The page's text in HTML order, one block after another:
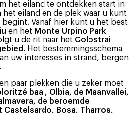
het eiland te ontdekken start in
het eiland en de plek waar u kunt
Vanaf hier kunt u het best
en het Monte Urpino Park
u de rit naar het Colostrai
. Het bestemmingsschema
uw interesses in strand, bergen
paar plekken die u zeker moet
baai, Olbia, de Maanvallei,
de beroemde
Bosa, Tharros,